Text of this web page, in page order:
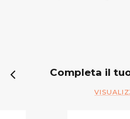
Completa il